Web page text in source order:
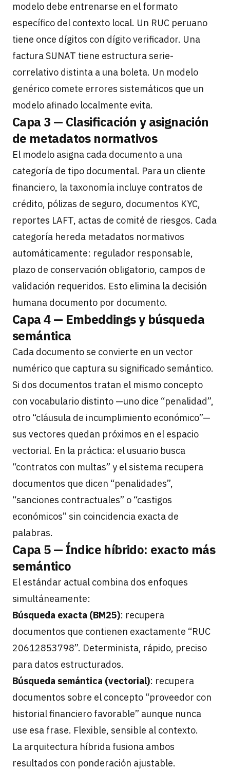
modelo debe entrenarse en el formato
específico del contexto local. Un RUC peruano
tiene once dígitos con dígito verificador. Una
factura SUNAT tiene estructura serie-
correlativo distinta a una boleta. Un modelo
genérico comete errores sistemáticos que un
modelo afinado localmente evita.
Capa 3 — Clasificación y asignación
de metadatos normativos
El modelo asigna cada documento a una
categoría de tipo documental. Para un cliente
financiero, la taxonomía incluye contratos de
crédito, pólizas de seguro, documentos KYC,
reportes LAFT, actas de comité de riesgos. Cada
categoría hereda metadatos normativos
automáticamente: regulador responsable,
plazo de conservación obligatorio, campos de
validación requeridos. Esto elimina la decisión
humana documento por documento.
Capa 4 — Embeddings y búsqueda
semántica
Cada documento se convierte en un vector
numérico que captura su significado semántico.
Si dos documentos tratan el mismo concepto
con vocabulario distinto —uno dice “penalidad”,
otro “cláusula de incumplimiento económico”—
sus vectores quedan próximos en el espacio
vectorial. En la práctica: el usuario busca
“contratos con multas” y el sistema recupera
documentos que dicen “penalidades”,
“sanciones contractuales” o “castigos
económicos” sin coincidencia exacta de
palabras.
Capa 5 — Índice híbrido: exacto más
semántico
El estándar actual combina dos enfoques
simultáneamente:
Búsqueda exacta (BM25): recupera
documentos que contienen exactamente “RUC
20612853798”. Determinista, rápido, preciso
para datos estructurados.
Búsqueda semántica (vectorial): recupera
documentos sobre el concepto “proveedor con
historial financiero favorable” aunque nunca
use esa frase. Flexible, sensible al contexto.
La arquitectura híbrida fusiona ambos
resultados con ponderación ajustable.